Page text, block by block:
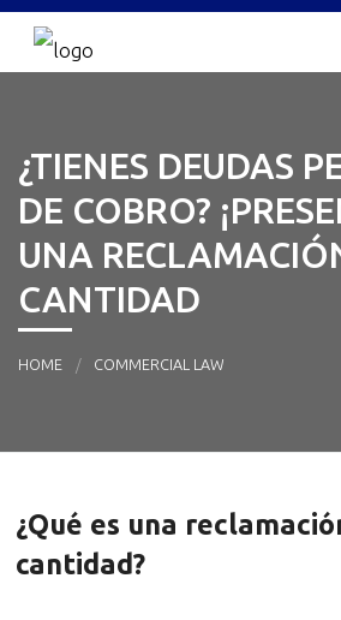
¿Quiénes Somos?
Casos De Éxito
Blogs
¿TIENES DEUDAS
DE COBRO?
UNA
CANTIDAD
HOME COMMERCIAL LAW
¿Qué es una
cantidad?